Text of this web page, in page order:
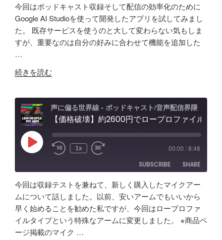
返
り"
の
デ
ィ
ン
グ"
の
術
と
可
能
性
「Fish
ユ
ー
ス
ー
が
５
年
か
け
て
か
っ
た
「マ
り
安
い
イ
Amazon
Apple Podcasts
RSS
Spotify
RSS FEED
SHARE
LINK
今回はポッドキャスト収録そして配信の効率化のために
Google AI Studioを使って開発したアプリを試してみまし
た。 既存サービスを使うのと大して変わらない気もしま
すが、重要なのは自分の好みに合わせて機能を追加した
…
"【自
ア
プ
リ
効
で
リ
ア
ル
続きを読む
声に偏る世界線 - ポッドキャスト/音声配信界隈
Play
Episode 1x 00:00 /8:48
SUBSCRIBE
SHARE
Amazon
Apple Podcasts
RSS
Spotify
RSS FEED
SHARE
LINK
EMBED
今回は収録テストを兼ねて、新しく購入したマイクアー
ムについて話しました。以前、安いアームでもいいから
早く始めることを勧めた私ですが、今回はロープロファ
イルタイプという特殊なアームに変更しました。 ※商品ペ
ージ掲載のマイク …